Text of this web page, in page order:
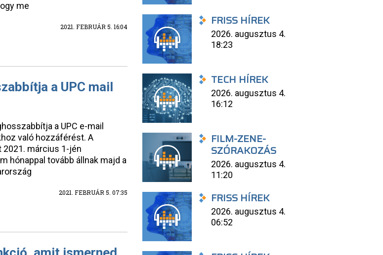
me
2021. FEBRUÁR 5. 16:04
a UPC mail
a UPC e-mail
való hozzáférést. A
2021. március 1-jén
hónappal tovább állnak majd a
2021. FEBRUÁR 5. 07:35
FRISS HÍREK
2026. augusztus 4.
18:23
TECH HÍREK
2026. augusztus 4.
16:12
FILM-ZENE-
SZÓRAKOZÁS
2026. augusztus 4.
11:20
FRISS HÍREK
2026. augusztus 4.
06:52